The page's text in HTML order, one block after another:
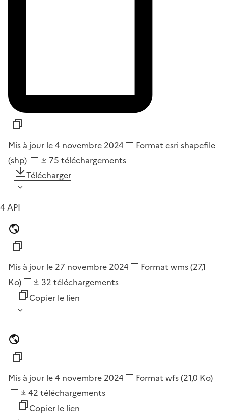
Mis à jour le 4 novembre 2024 Format esri shapefile
(shp)
75 téléchargements
Télécharger
4 API
Mis à jour le 27 novembre 2024 Format wms(27,1
Ko)
32 téléchargements
Copier le lien
Mis à jour le 4 novembre 2024 Format wfs(21,0 Ko)
42 téléchargements
Copier le lien